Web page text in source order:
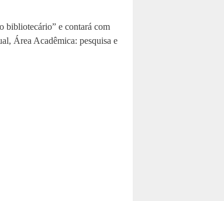
bibliotecário” e contará com
Área Acadêmica: pesquisa e